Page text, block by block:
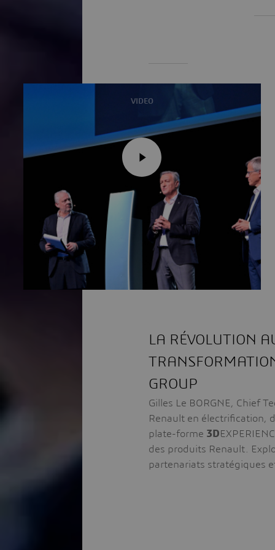
VIDEO
LA RÉVOLUTION
GROUP
Gilles Le BORGNE, Chief
Renault en électrification,
plate-forme 3D
des produits Renault.
partenariats stratégiques